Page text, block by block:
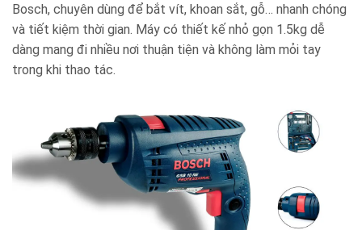
Bosch, chuyên dùng để bắt vít, khoan sắt, gỗ… nhanh chóng
và tiết kiệm thời gian. Máy có thiết kế nhỏ gọn 1.5kg dễ
dàng mang đi nhiều nơi thuận tiện và không làm mỏi tay
trong khi thao tác.